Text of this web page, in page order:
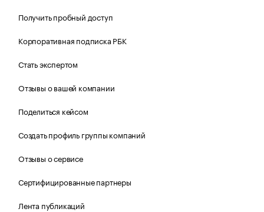
Получить пробный доступ
Корпоративная подписка РБК
Стать экспертом
Отзывы о вашей компании
Поделиться кейсом
Создать профиль группы компаний
Отзывы о сервисе
Сертифицированные партнеры
Лента публикаций